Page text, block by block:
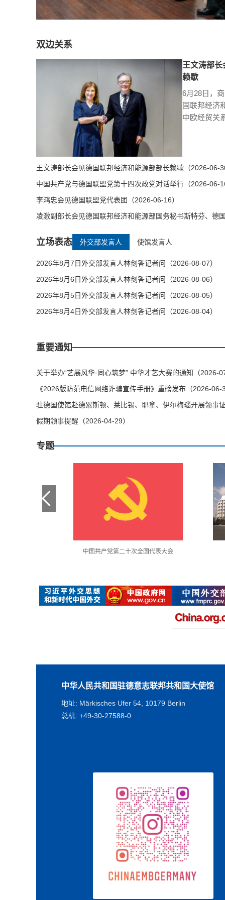
双边关系
王文涛部
赖歇
6月28日，
国联邦经济
中欧经贸关
王文涛部长会见德国联邦经济和能源部部长赖歇（2026-06-
中国共产党与德国联盟党第十四次政党对话举行（2026-06-
李鸿忠会见德国联盟党代表团（2026-06-16）
凌激副部长会见德国联邦经济和能源部国务秘书斯特芬、德
立场表态 外交部发言人 使馆发言人
2026年8月7日外交部发言人林剑答记者问（2026-08-07）
2026年8月6日外交部发言人林剑答记者问（2026-08-06）
2026年8月5日外交部发言人林剑答记者问（2026-08-05）
2026年8月4日外交部发言人林剑答记者问（2026-08-04）
重要通知
关于举办“艺展风华·同心筑梦” 中华才艺大赛的通知（2026-
《2026版防范电信网络诈骗宣传手册》重磅发布（2026-06-
驻德国使馆赴德累斯顿、莱比锡、耶拿、伊尔梅瑙开展领事
假期领事提醒（2026-04-29）
专题
中国共产党第二十次全国代表大会
中华人民共和国驻德意志联邦共和国大使馆
地址: Märkisches Ufer 54, 10179 Berlin
总机: +49-30-27588-0